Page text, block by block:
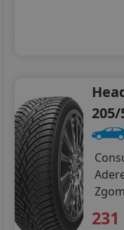
205/
231